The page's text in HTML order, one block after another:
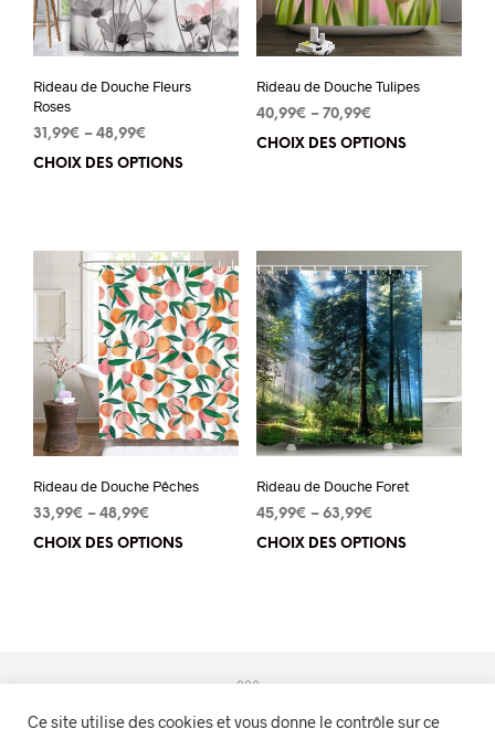
Rideau de Douche Fleurs
Roses
31,99€ – 48,99€
CHOIX DES OPTIONS
plusieurs
variations.
Les
options
peuvent
être
choisies
page
du
Rideau de Douche Tulipes
40,99€ – 70,99€
CHOIX DES OPTIONS
Les
sur
Rideau de Douche Pêches
33,99€ – 48,99€
CHOIX DES OPTIONS
Ce
Rideau de Douche Foret
45,99€ – 63,99€
CHOIX DES OPTIONS
Ce site utilise des cookies et vous donne le contrôle sur ce